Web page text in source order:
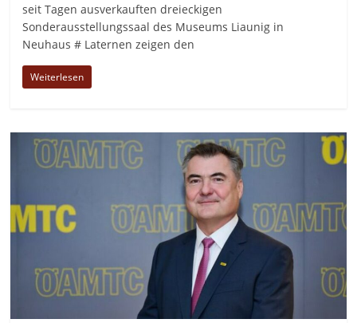
seit Tagen ausverkauften dreieckigen
Sonderausstellungssaal des Museums Liaunig in
Neuhaus # Laternen zeigen den
Weiterlesen